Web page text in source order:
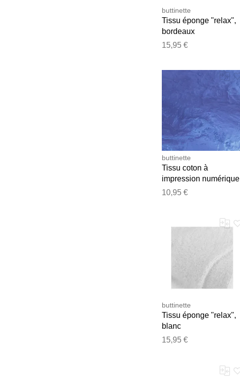
buttinette
Tissu éponge "relax",
bordeaux
15,95 €
buttinette
Tissu coton à
impression numérique
"eau", bleu, série Ria
10,95 €
buttinette
Tissu éponge "relax",
blanc
15,95 €